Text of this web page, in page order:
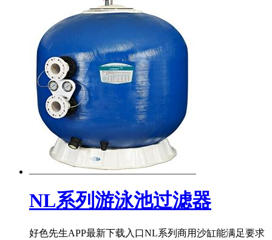
NL系列游泳池过滤器
好色先生APP最新下载入口NL系列商用沙缸能满足要求